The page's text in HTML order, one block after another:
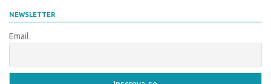
NEWSLETTER
Email